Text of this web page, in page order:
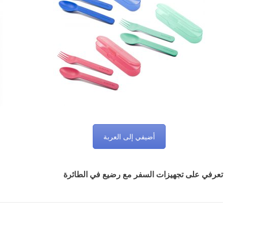
أضيفي إلى العربة
تعرفي على تجهيزات السفر مع رضيع في الطائرة